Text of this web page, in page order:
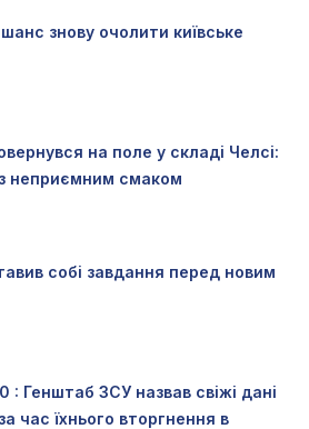
знову очолити київське
на поле у складі Челсі:
неприємним смаком
собі завдання перед новим
: Генштаб ЗСУ назвав свіжі дані
час їхнього вторгнення в